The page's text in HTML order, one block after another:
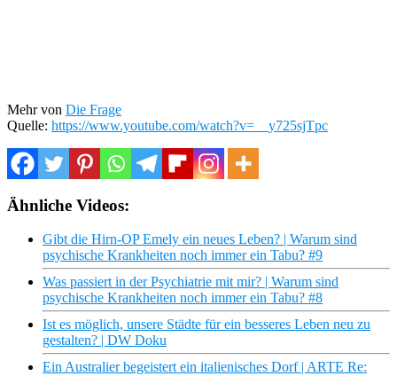
Mehr von Die Frage
Quelle: https://www.youtube.com/watch?v=__y725sjTpc
Ähnliche Videos:
Gibt die Hirn-OP Emely ein neues Leben? | Warum sind
psychische Krankheiten noch immer ein Tabu? #9
Was passiert in der Psychiatrie mit mir? | Warum sind
psychische Krankheiten noch immer ein Tabu? #8
Ist es möglich, unsere Städte für ein besseres Leben neu zu
gestalten? | DW Doku
Ein Australier begeistert ein italienisches Dorf | ARTE Re: